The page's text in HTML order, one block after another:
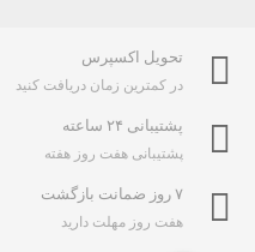
تحویل اکسپرس
در کمترین زمان دریافت کنید
پشتیبانی ۲۴ ساعته
پشتیبانی هفت روز هفته
۷ روز ضمانت بازگشت
هفت روز مهلت دارید